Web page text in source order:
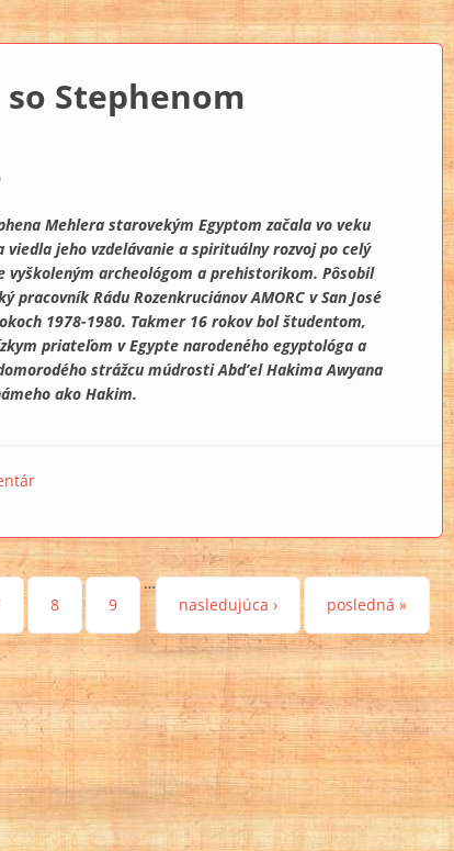
Stephenom
Mehlera starovekým Egyptom začala vo veku
viedla jeho vzdelávanie a spirituálny rozvoj po celý
vyškoleným archeológom a prehistorikom. Pôsobil
pracovník Rádu Rozenkruciánov AMORC v San José
1978-1980. Takmer 16 rokov bol študentom,
priateľom v Egypte narodeného egyptológa a
strážcu múdrosti Abd’el Hakima Awyana
ako Hakim.
rozhovor so Stephenom Mehlerom
8 9
…
nasledujúca ›
posledná »